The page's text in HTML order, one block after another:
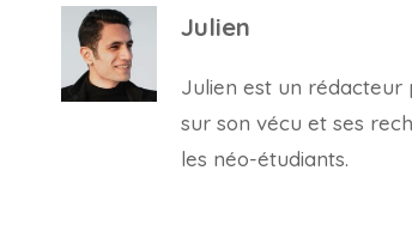
Julien
Julien est un rédacteur
sur son vécu et ses
les néo-étudiants.